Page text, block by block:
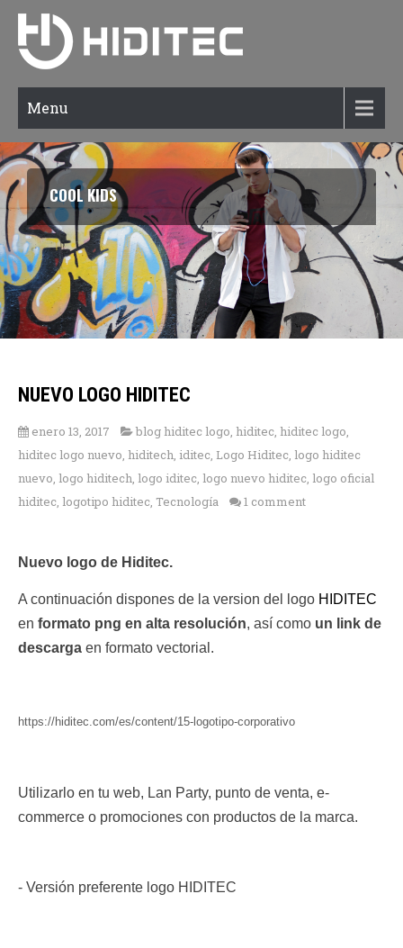
Menu
COOL KIDS
NUEVO LOGO HIDITEC
enero 13, 2017 blog hiditec logo, hiditec, hiditec logo,
hiditec logo nuevo, hiditech, iditec, Logo Hiditec, logo hiditec
nuevo, logo hiditech, logo iditec, logo nuevo hiditec, logo oficial
hiditec, logotipo hiditec, Tecnología 1 comment
Nuevo logo de Hiditec.
A continuación dispones de la version del logo HIDITEC
en formato png en alta resolución, así como un link de
descarga en formato vectorial.
https://hiditec.com/es/content/15-logotipo-corporativo
Utilizarlo en tu web, Lan Party, punto de venta, e-
commerce o promociones con productos de la marca.
- Versión preferente logo HIDITEC